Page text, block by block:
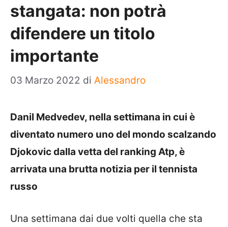
stangata: non potrà
difendere un titolo
importante
03 Marzo 2022 di Alessandro
Danil Medvedev, nella settimana in cui è
diventato numero uno del mondo scalzando
Djokovic dalla vetta del ranking Atp, è
arrivata una brutta notizia per il tennista
russo
Una settimana dai due volti quella che sta